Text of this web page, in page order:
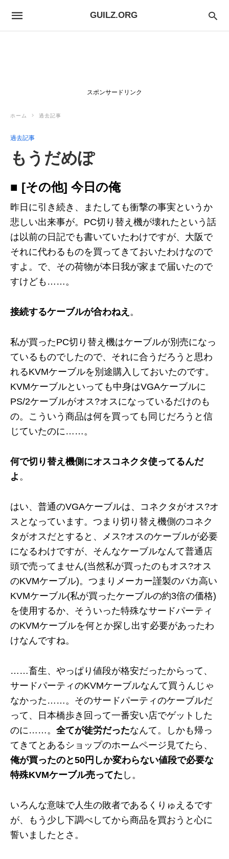
GUILZ.ORG
スポンサードリンク
ホーム 過去記事
過去記事
もうだめぽ
■ [その他] 今日の俺
昨日に引き続き、またしても衝撃の事実というか
悲しい出来事が。PC切り替え機が壊れたという話
は以前の日記でも書いていたわけですが、大阪で
それに代わるものを買ってきておいたわけなので
すよ。で、その荷物が本日我が家まで届いたので
すけども……。
接続するケーブルが合わねえ 。
私が買ったPC切り替え機はケーブルが別売になっ
ているものでしたので、それに合うだろうと思わ
れるKVMケーブルを別途購入しておいたのです。
KVMケーブルといっても中身はVGAケーブルに
PS/2ケーブルがオス?オスになっているだけのも
の。こういう商品は何を買っても同じだろうと信
じていたのに……。
何で切り替え機側にオスコネクタ使ってるんだ
よ。
はい、普通のVGAケーブルは、コネクタがオス?オ
スとなっています。つまり切り替え機側のコネク
タがオスだとすると、メス?オスのケーブルが必要
になるわけですが、そんなケーブルなんて普通店
頭で売ってません(当然私が買ったのもオス?オス
のKVMケーブル)。つまりメーカー謹製のバカ高い
KVMケーブル(私が買ったケーブルの約3倍の価格)
を使用するか、そういった特殊なサードパーティ
のKVMケーブルを何とか探し出す必要があったわ
けなんですね。
……畜生、やっぱり値段が格安だったからって、
サードパーティのKVMケーブルなんて買うんじゃ
なかった……。そのサードパーティのケーブルだ
って、日本橋歩き回って一番安い店でゲットした
のに……。 全てが徒労だったなんて。しかも帰っ
てきてとあるショップのホームページ見てたら、
俺が買ったのと50円しか変わらない値段で必要な
特殊KVMケーブル売ってた し。
いろんな意味で人生の敗者であるくりゅえるです
が、もう少し下調べしてから商品を買おうと心に
誓いましたとさ。